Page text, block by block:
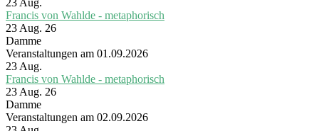
Francis von Wahlde - metaphorisch
23 Aug. 26
Damme
Veranstaltungen am 01.09.2026
23 Aug.
Francis von Wahlde - metaphorisch
23 Aug. 26
Damme
Veranstaltungen am 02.09.2026